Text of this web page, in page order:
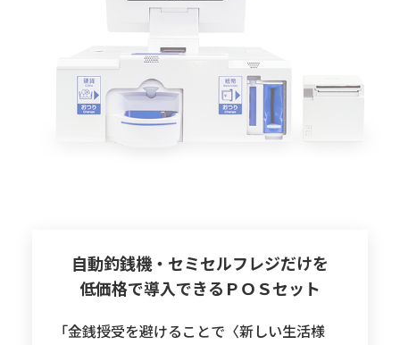
自動釣銭機・セミセルフレジだけを
低価格で導入できるＰＯＳセット
「金銭授受を避けることで〈新しい生活様